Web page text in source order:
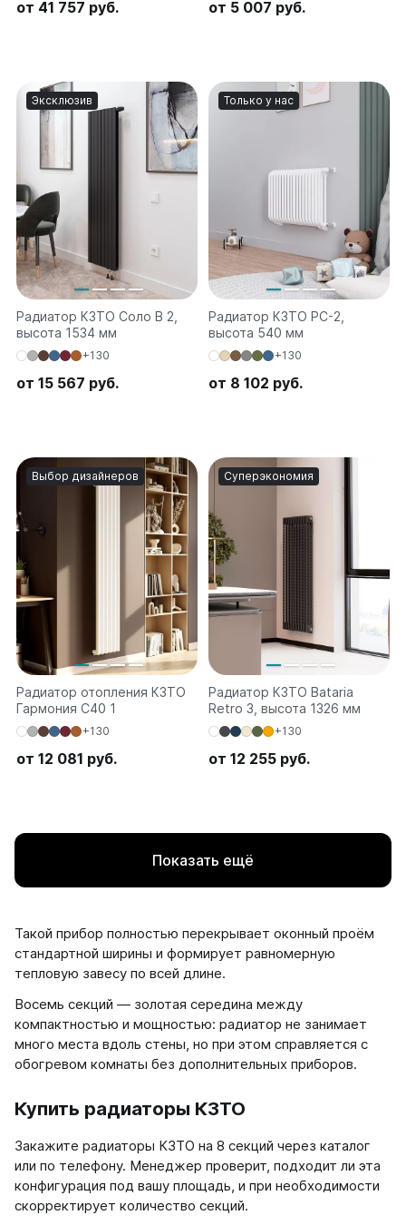
от 41 757 руб. от 5 007 руб.
Эксклюзив
Радиатор КЗТО Соло В 2,
высота 1534 мм
+130
от 15 567 руб.
Только у нас
Радиатор КЗТО РС-2,
высота 540 мм
+130
от 8 102 руб.
Выбор дизайнеров
Радиатор отопления КЗТО
Гармония С40 1
+130
от 12 081 руб.
Суперэкономия
Радиатор КЗТО Bataria
Retro 3, высота 1326 мм
+130
от 12 255 руб.
Показать ещё
Такой прибор полностью перекрывает оконный проём
стандартной ширины и формирует равномерную
тепловую завесу по всей длине.
Восемь секций — золотая середина между
компактностью и мощностью: радиатор не занимает
много места вдоль стены, но при этом справляется с
обогревом комнаты без дополнительных приборов.
Купить радиаторы КЗТО
Закажите радиаторы КЗТО на 8 секций через каталог
или по телефону. Менеджер проверит, подходит ли эта
конфигурация под вашу площадь, и при необходимости
скорректирует количество секций.